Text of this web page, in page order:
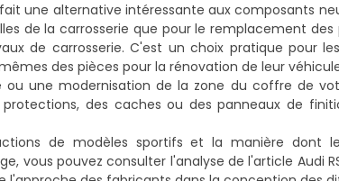
une alternative intéressante aux composants
de la carrosserie que pour le remplacement
de carrosserie. C'est un choix pratique pour
des pièces pour la rénovation de leur
une modernisation de la zone du coffre de
des caches ou des panneaux de
de modèles sportifs et la manière dont
vous pouvez consulter l'analyse de l'article Audi